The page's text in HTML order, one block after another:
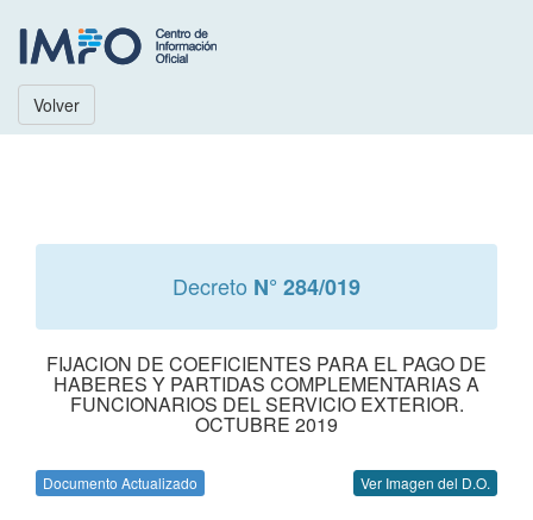
Volver
Decreto N° 284/019
FIJACION DE COEFICIENTES PARA EL PAGO DE
HABERES Y PARTIDAS COMPLEMENTARIAS A
FUNCIONARIOS DEL SERVICIO EXTERIOR.
OCTUBRE 2019
Documento Actualizado Ver Imagen del D.O.